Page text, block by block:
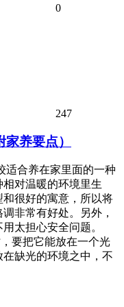
0
247
养要点）
适合养在家里面的一种
对温暖的环境里生
很好的寓意，所以将
非常有好处。另外，
太担心安全问题。
要把它能放在一个光
缺光的环境之中，不